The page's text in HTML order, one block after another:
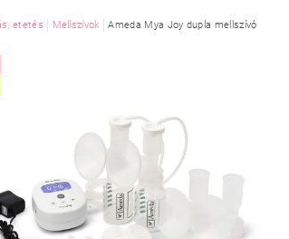
VÁSÁRLÁSI FELTÉTELEK
MÉRET MEGÁLLAPÍTÁSA
etetés Mellszívok Ameda Mya Joy dupla mellszívó